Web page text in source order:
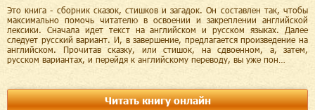
Это книга - сборник сказок, стишков и загадок. Он составлен так, чтобы
максимально помочь читателю в освоении и закреплении английской
лексики. Сначала идет текст на английском и русском языках. Далее
следует русский вариант. И, в завершение, предлагается произведение на
английском. Прочитав сказку, или стишок, на сдвоенном, а, затем,
русском вариантах, и перейдя к английскому переводу, вы уже пон…
Читать книгу онлайн